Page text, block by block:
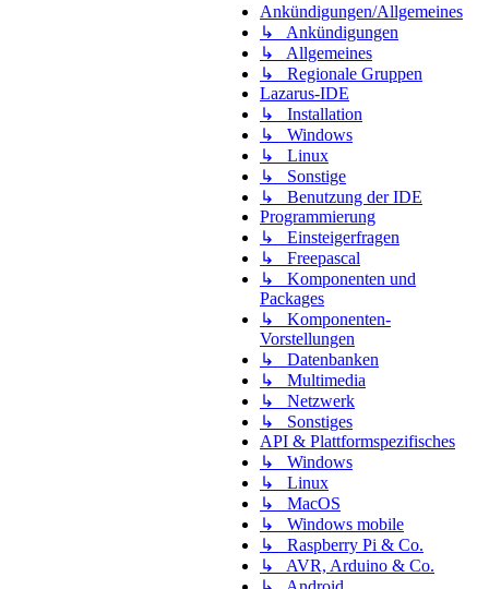
Ankündigungen/Allgemeines
↳ Ankündigungen
↳ Allgemeines
↳ Regionale Gruppen
Lazarus-IDE
↳ Installation
↳ Windows
↳ Linux
↳ Sonstige
↳ Benutzung der IDE
Programmierung
↳ Einsteigerfragen
↳ Freepascal
↳ Komponenten und
Packages
↳ Komponenten-
Vorstellungen
↳ Datenbanken
↳ Multimedia
↳ Netzwerk
↳ Sonstiges
API & Plattformspezifisches
↳ Windows
↳ Linux
↳ MacOS
↳ Windows mobile
↳ Raspberry Pi & Co.
↳ AVR, Arduino & Co.